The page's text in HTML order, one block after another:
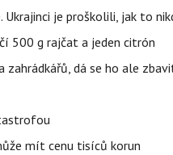
je proškolili, jak to
500 g rajčat a jeden citrón
zahrádkářů, dá se ho ale
mít cenu tisíců korun